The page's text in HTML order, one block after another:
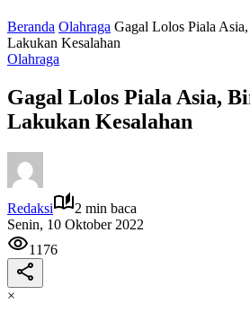
Beranda Olahraga Gagal Lolos Piala
Lakukan Kesalahan
Olahraga
Gagal Lolos Piala Asia,
Lakukan Kesalahan
Redaksi
2 min baca
Senin, 10 Oktober 2022
1176
×